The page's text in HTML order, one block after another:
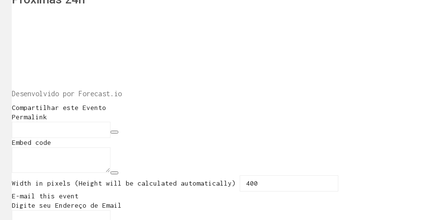
Desenvolvido por Forecast.io
Compartilhar este Evento
Permalink
Embed code
Width in pixels (Height will be calculated automatically)
E-mail this event
Digite seu Endereço de Email